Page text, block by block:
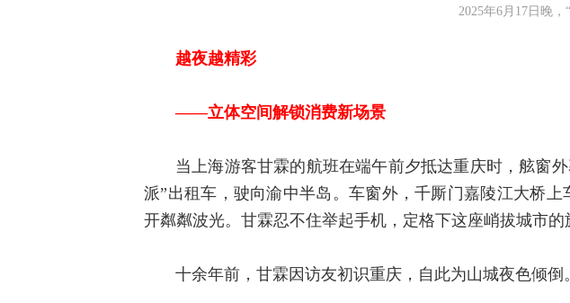
2025年6月17日晚
越夜越精彩
——立体空间解锁消费新场景
当上海游客甘霖的航班在端午前夕抵达重庆时，舷窗
派”出租车，驶向渝中半岛。车窗外，千厮门嘉陵江大桥
开粼粼波光。甘霖忍不住举起手机，定格下这座峭拔城市的
十余年前，甘霖因访友初识重庆，自此为山城夜色倾